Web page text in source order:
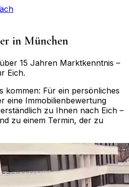
in München
15 Jahren Marktkenntnis –
Eich.
kommen: Für ein persönliches
eine Immobilienbewertung
zu Ihnen nach Eich –
zu einem Termin, der zu